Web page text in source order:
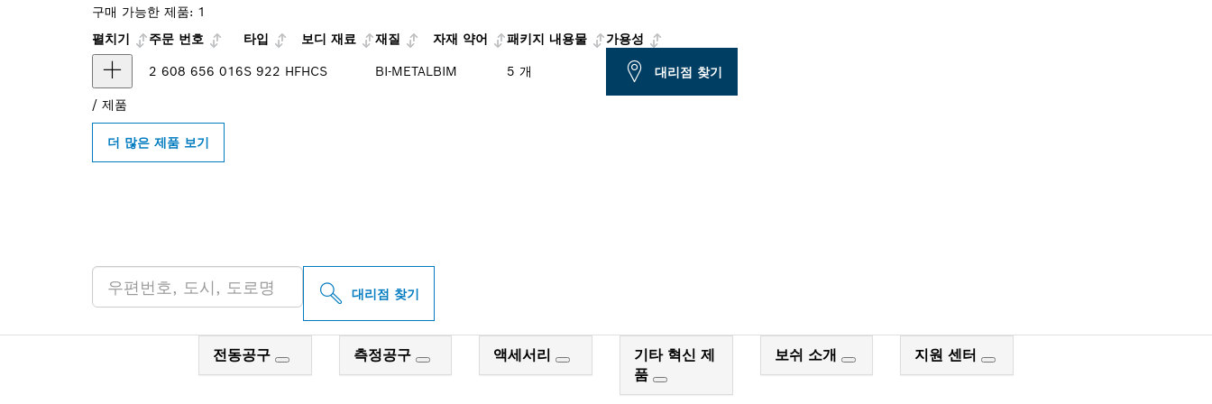
구매 가능한 제품: 1
펼치기
주문 번호 타입 보디 재료 재질 자재 약어 패키지 내용물
가용성
2 608 656 016S 922 HFHCS BI-METALBIM 5 개 대리점 찾기
/ 제품
더 많은 제품 보기
대리점 찾기
전동공구 측정공구 액세서리
기타 혁신 제
품
보쉬 소개 지원 센터